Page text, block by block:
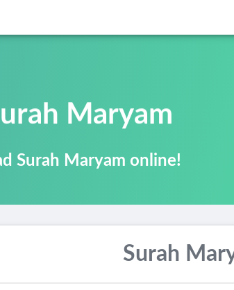
Maryam
Surah Maryam online!
Surah